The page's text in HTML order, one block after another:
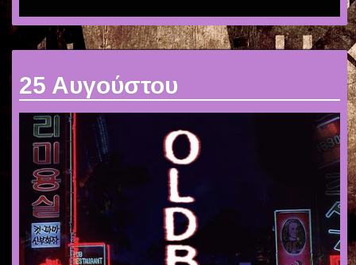
25 Αυγούστου